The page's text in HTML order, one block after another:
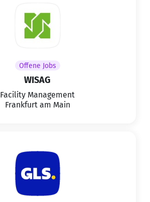
Offene Jobs
WISAG
Facility Management
Frankfurt am Main